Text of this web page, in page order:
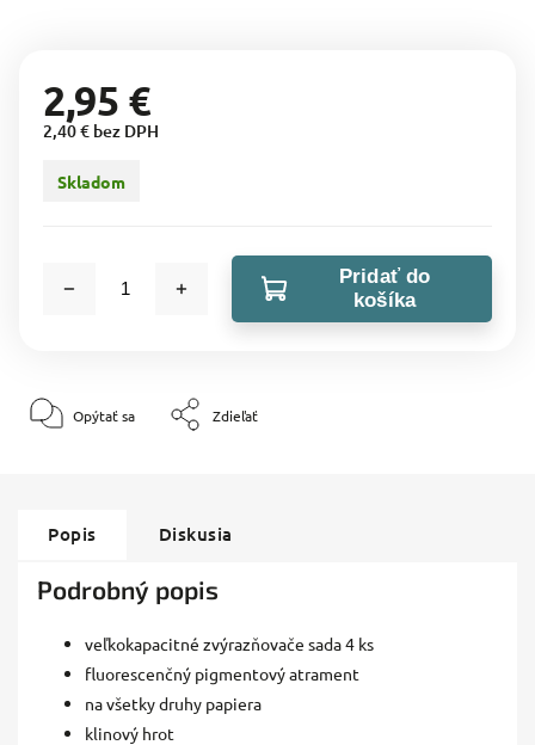
2,95 €
2,40 € bez DPH
Skladom
Pridať do
košíka
Opýtať sa Zdieľať
Popis Diskusia
Podrobný popis
veľkokapacitné zvýrazňovače sada 4 ks
fluorescenčný pigmentový atrament
na všetky druhy papiera
klinový hrot